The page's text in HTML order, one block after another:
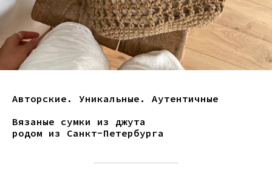
Авторские. Уникальные. Аутентичные
Вязаные сумки из джута
родом из Санкт-Петербурга